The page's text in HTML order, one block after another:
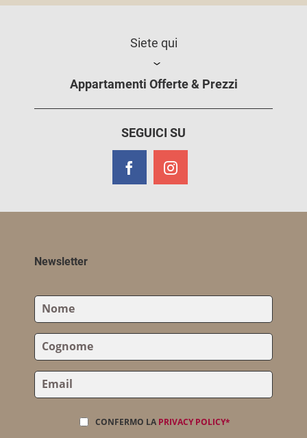
Siete qui
Appartamenti Offerte & Prezzi
SEGUICI SU
Newsletter
CONFERMO LA PRIVACY POLICY*